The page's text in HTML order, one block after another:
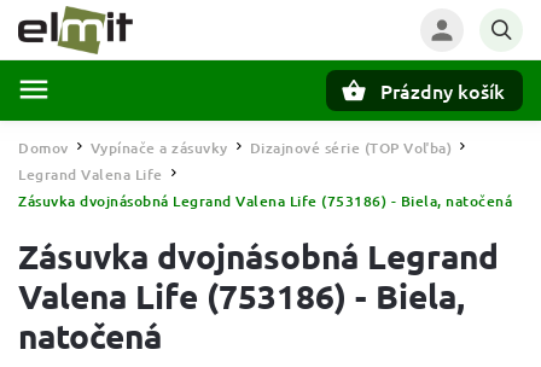
Prázdny košík
Domov / Vypínače a zásuvky / Dizajnové série (TOP Voľba) /
Legrand Valena Life /
Zásuvka dvojnásobná Legrand Valena Life (753186) - Biela, natočená
Zásuvka dvojnásobná Legrand
Valena Life (753186) - Biela,
natočená